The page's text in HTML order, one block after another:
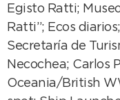
Egisto Ratti;
Ratti”; Ecos
Secretaría de
Necochea; Carlos
Oceania/British